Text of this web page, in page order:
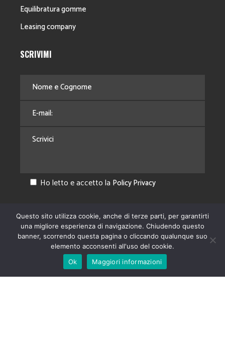
Equilibratura gomme
Leasing company
SCRIVIMI
Ho letto e accetto la Policy Privacy
Questo sito utilizza cookie, anche di terze parti, per garantirti
una migliore esperienza di navigazione. Chiudendo questo
banner, scorrendo questa pagina o cliccando qualunque suo
elemento acconsenti all'uso del cookie.
Ok
Maggiori informazioni